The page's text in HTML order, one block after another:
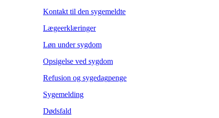
Kontakt til den sygemeldte
Lægeerklæringer
Løn under sygdom
Opsigelse ved sygdom
Refusion og sygedagpenge
Sygemelding
Dødsfald